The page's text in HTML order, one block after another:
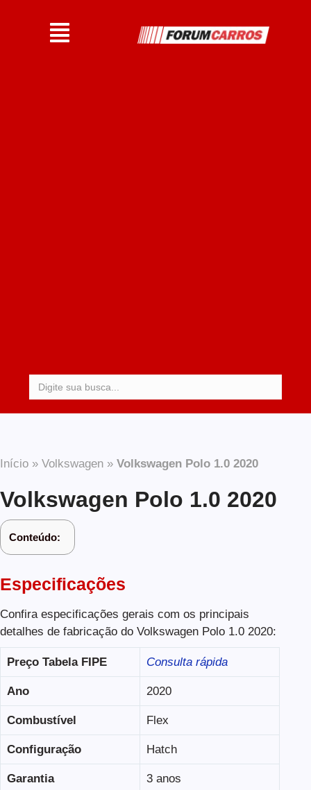
Início » Volkswagen » Volkswagen Polo 1.0 2020
Volkswagen Polo 1.0 2020
Conteúdo:
Especificações
Confira especificações gerais com os principais
detalhes de fabricação do Volkswagen Polo 1.0 2020:
Preço Tabela FIPE Consulta rápida
Ano 2020
Combustível Flex
Configuração Hatch
Garantia 3 anos